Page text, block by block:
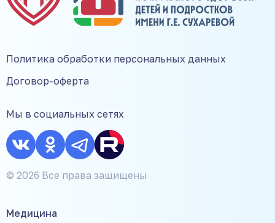
Политика обработки персональных данных
Договор-оферта
Мы в социальных сетях
© 2026 Все права защищены
Медицина